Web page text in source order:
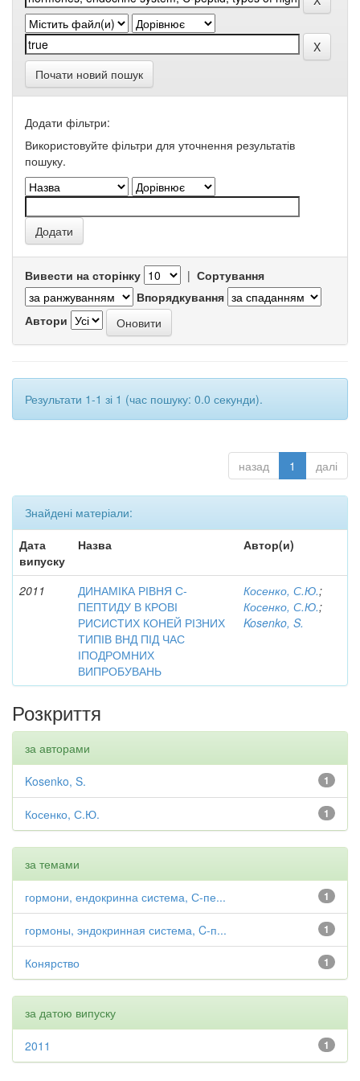
Почати новий пошук
Додати фільтри:
Використовуйте фільтри для уточнення результатів
пошуку.
Вивести на сторінку | Сортування
Впорядкування
Автори
Результати 1-1 зі 1 (час пошуку: 0.0 секунди).
назад 1 далі
Знайдені матеріали:
Дата
випуску
Назва Автор(и)
2011
ДИНАМІКА РІВНЯ С-
ПЕПТИДУ В КРОВІ
РИСИСТИХ КОНЕЙ РІЗНИХ
ТИПІВ ВНД ПІД ЧАС
ІПОДРОМНИХ
ВИПРОБУВАНЬ
Косенко, С.Ю.;
Косенко, С.Ю.;
Kosenko, S.
Розкриття
за авторами
1
Kosenko, S.
1
Косенко, С.Ю.
за темами
1
гормони, ендокринна система, С-пе...
1
гормоны, эндокринная система, C-п...
1
Конярство
за датою випуску
1
2011